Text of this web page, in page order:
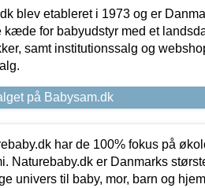
blev etableret i 1973 og er
kæde for babyudstyr med et
samt institutionssalg og
på Babysam.dk
har de 100% fokus på
Naturebaby.dk er Danmarks
univers til baby, mor, barn og